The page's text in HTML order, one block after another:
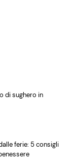
di sughero in
ferie: 5 consigli